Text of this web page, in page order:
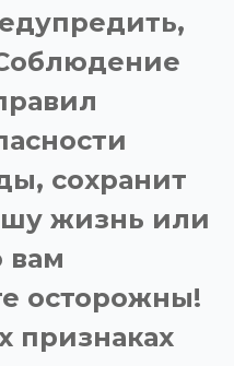
сохранит
жизнь или
вам
осторожны!
признаках